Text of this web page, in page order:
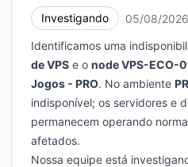
Investigando 05/08/
Identificamos uma
de VPS e o node VPS-ECO-
Jogos - PRO. No ambiente
indisponível; os servidores e
permanecem operando
afetados.
Nossa equipe está